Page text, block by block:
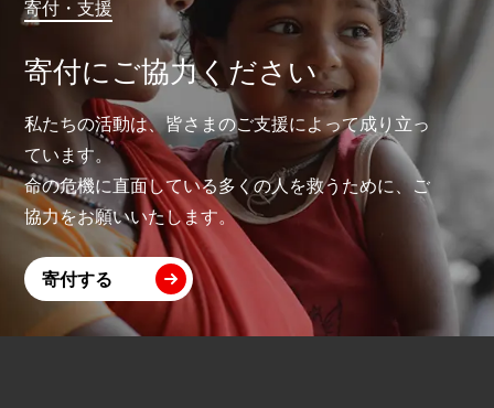
寄付・支援
寄付にご協力ください
私たちの活動は、皆さまのご支援によって成り立っ
ています。
命の危機に直面している多くの人を救うために、ご
協力をお願いいたします。
寄付する